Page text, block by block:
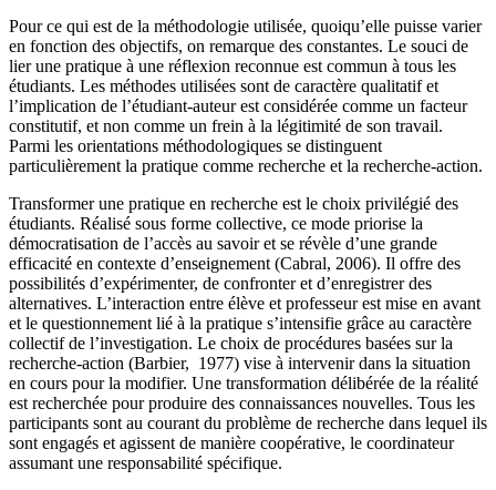
Pour ce qui est de la méthodologie utilisée, quoiqu’elle puisse varier
en fonction des objectifs, on remarque des constantes. Le souci de
lier une pratique à une réflexion reconnue est commun à tous les
étudiants. Les méthodes utilisées sont de caractère qualitatif et
l’implication de l’étudiant-auteur est considérée comme un facteur
constitutif, et non comme un frein à la légitimité de son travail.
Parmi les orientations méthodologiques se distinguent
particulièrement la pratique comme recherche et la recherche-action.
Transformer une pratique en recherche est le choix privilégié des
étudiants. Réalisé sous forme collective, ce mode priorise la
démocratisation de l’accès au savoir et se révèle d’une grande
efficacité en contexte d’enseignement (Cabral, 2006). Il offre des
possibilités d’expérimenter, de confronter et d’enregistrer des
alternatives. L’interaction entre élève et professeur est mise en avant
et le questionnement lié à la pratique s’intensifie grâce au caractère
collectif de l’investigation. Le choix de procédures basées sur la
recherche-action (Barbier, 1977) vise à intervenir dans la situation
en cours pour la modifier. Une transformation délibérée de la réalité
est recherchée pour produire des connaissances nouvelles. Tous les
participants sont au courant du problème de recherche dans lequel ils
sont engagés et agissent de manière coopérative, le coordinateur
assumant une responsabilité spécifique.